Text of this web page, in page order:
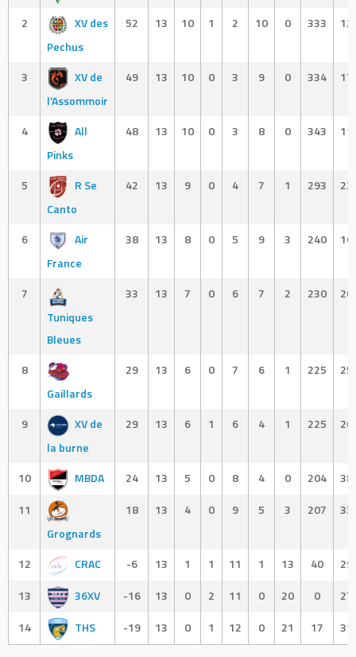
2
XV des
Pechus
52 13 10 1 2 10 0 333
3
XV de
l’Assommoir
49 13 10 0 3 9 0 334
4
All
Pinks
48 13 10 0 3 8 0 343
5
R Se
Canto
42 13 9 0 4 7 1 293
6
Air
France
38 13 8 0 5 9 3 240
7
Tuniques
Bleues
33 13 7 0 6 7 2 230
8
Gaillards
29 13 6 0 7 6 1 225
9
XV de
la burne
29 13 6 1 6 4 1 225
10 MBDA 24 13 5 0 8 4 0 204
11
Grognards
18 13 4 0 9 5 3 207
12 CRAC -6 13 1 1 11 1 13 40
13
36XV -16 13 0 2 11 0 20 0
14
THS -19 13 0 1 12 0 21 17